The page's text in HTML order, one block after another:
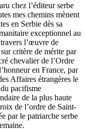
chez l’éditeur serbe
mes chemins mènent
en Serbie dès sa
exceptionnel au
l’œuvre de
critère de mérite par
chevalier de l’Ordre
en France, par
Affaires étrangères le
pacifisme
de la plus haute
de l’ordre de Saint-
par le patriarche serbe